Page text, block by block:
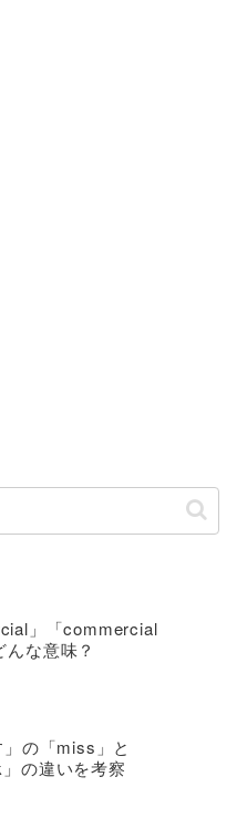
」「commercial
な意味？
」の「miss」と
」の違いを考察